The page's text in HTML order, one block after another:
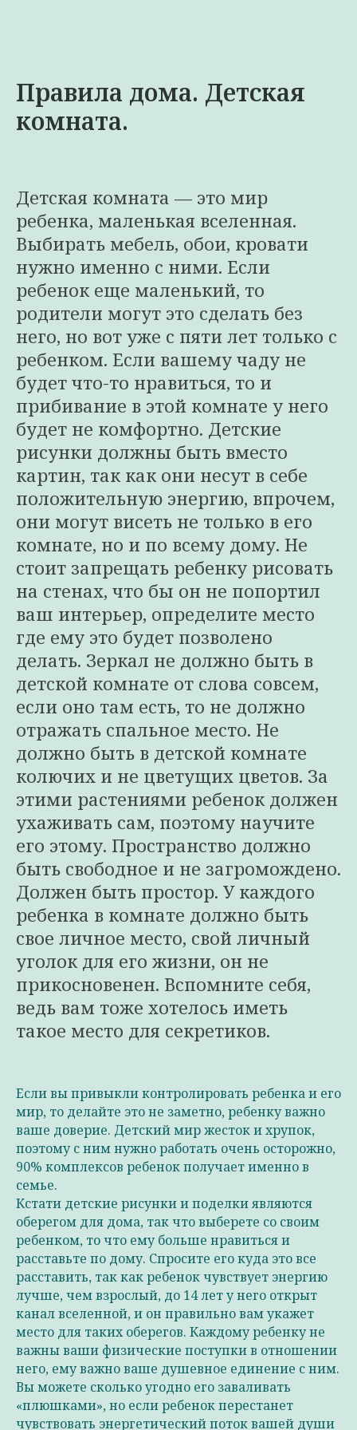
Правила дома. Детская
комната.
Детская комната — это мир
ребенка, маленькая вселенная.
Выбирать мебель, обои, кровати
нужно именно с ними. Если
ребенок еще маленький, то
родители могут это сделать без
него, но вот уже с пяти лет только с
ребенком. Если вашему чаду не
будет что-то нравиться, то и
прибивание в этой комнате у него
будет не комфортно. Детские
рисунки должны быть вместо
картин, так как они несут в себе
положительную энергию, впрочем,
они могут висеть не только в его
комнате, но и по всему дому. Не
стоит запрещать ребенку рисовать
на стенах, что бы он не попортил
ваш интерьер, определите место
где ему это будет позволено
делать. Зеркал не должно быть в
детской комнате от слова совсем,
если оно там есть, то не должно
отражать спальное место. Не
должно быть в детской комнате
колючих и не цветущих цветов. За
этими растениями ребенок должен
ухаживать сам, поэтому научите
его этому. Пространство должно
быть свободное и не загромождено.
Должен быть простор. У каждого
ребенка в комнате должно быть
свое личное место, свой личный
уголок для его жизни, он не
прикосновенен. Вспомните себя,
ведь вам тоже хотелось иметь
такое место для секретиков.
Если вы привыкли контролировать ребенка и его
мир, то делайте это не заметно, ребенку важно
ваше доверие. Детский мир жесток и хрупок,
поэтому с ним нужно работать очень осторожно,
90% комплексов ребенок получает именно в
семье.
Кстати детские рисунки и поделки являются
оберегом для дома, так что выберете со своим
ребенком, то что ему больше нравиться и
расставьте по дому. Спросите его куда это все
расставить, так как ребенок чувствует энергию
лучше, чем взрослый, до 14 лет у него открыт
канал вселенной, и он правильно вам укажет
место для таких оберегов. Каждому ребенку не
важны ваши физические поступки в отношении
него, ему важно ваше душевное единение с ним.
Вы можете сколько угодно его заваливать
«плюшками», но если ребенок перестанет
чувствовать энергетический поток вашей души